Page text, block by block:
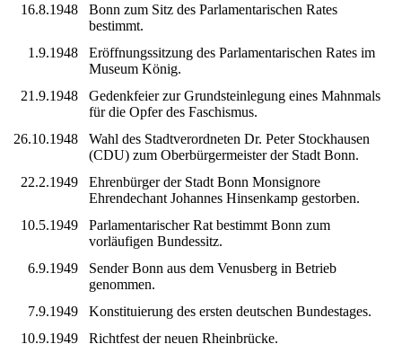
16.8.1948
Bonn zum Sitz des Parlamentarischen Rates
bestimmt.
1.9.1948
Eröffnungssitzung des Parlamentarischen Rates im
Museum König.
21.9.1948
Gedenkfeier zur Grundsteinlegung eines Mahnmals
für die Opfer des Faschismus.
26.10.1948
Wahl des Stadtverordneten Dr. Peter Stockhausen
(CDU) zum Oberbürgermeister der Stadt Bonn.
22.2.1949
Ehrenbürger der Stadt Bonn Monsignore
Ehrendechant Johannes Hinsenkamp gestorben.
10.5.1949
Parlamentarischer Rat bestimmt Bonn zum
vorläufigen Bundessitz.
6.9.1949
Sender Bonn aus dem Venusberg in Betrieb
genommen.
7.9.1949
Konstituierung des ersten deutschen Bundestages.
10.9.1949
Richtfest der neuen Rheinbrücke.